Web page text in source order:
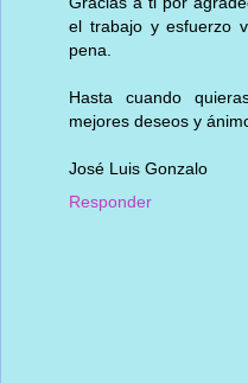
el trabajo y esfuerzo
pena.
Hasta cuando
mejores deseos y
José Luis Gonzalo
Responder